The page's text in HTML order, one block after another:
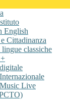
English
Cittadinanza
classiche
Live